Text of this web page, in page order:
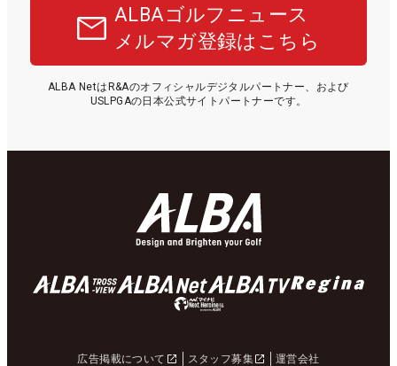
ALBAゴルフニュース
メルマガ登録はこちら
ALBA NetはR&Aのオフィシャルデジタルパートナー、および
USLPGAの日本公式サイトパートナーです。
広告掲載について スタッフ募集
運営会社